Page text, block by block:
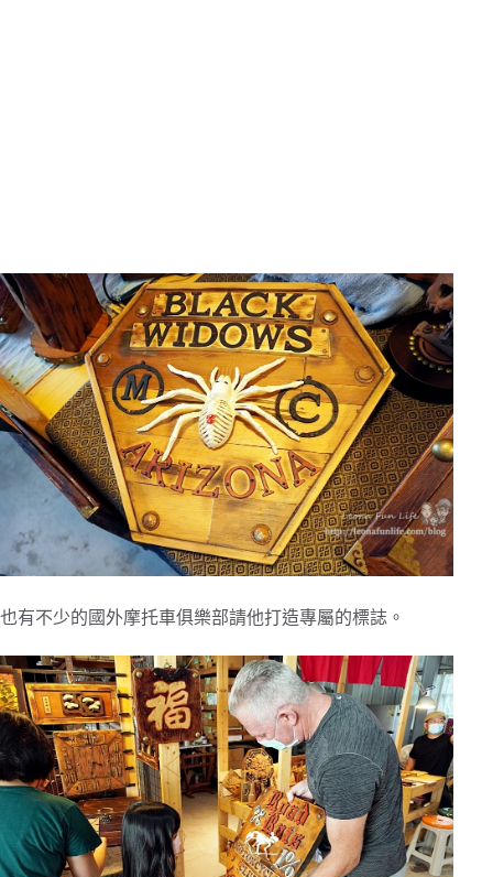
也有不少的國外摩托車俱樂部請他打造專屬的標誌。